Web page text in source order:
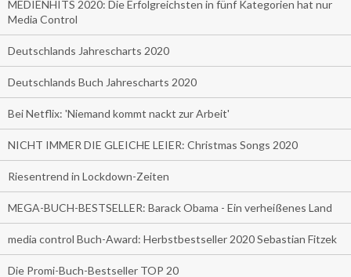
MEDIENHITS 2020: Die Erfolgreichsten in fünf Kategorien hat nur
Media Control
Deutschlands Jahrescharts 2020
Deutschlands Buch Jahrescharts 2020
Bei Netflix: 'Niemand kommt nackt zur Arbeit'
NICHT IMMER DIE GLEICHE LEIER: Christmas Songs 2020
Riesentrend in Lockdown-Zeiten
MEGA-BUCH-BESTSELLER: Barack Obama - Ein verheißenes Land
media control Buch-Award: Herbstbestseller 2020 Sebastian Fitzek
Die Promi-Buch-Bestseller TOP 20